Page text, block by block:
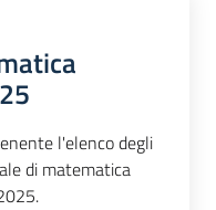
l'elenco degli
di matematica